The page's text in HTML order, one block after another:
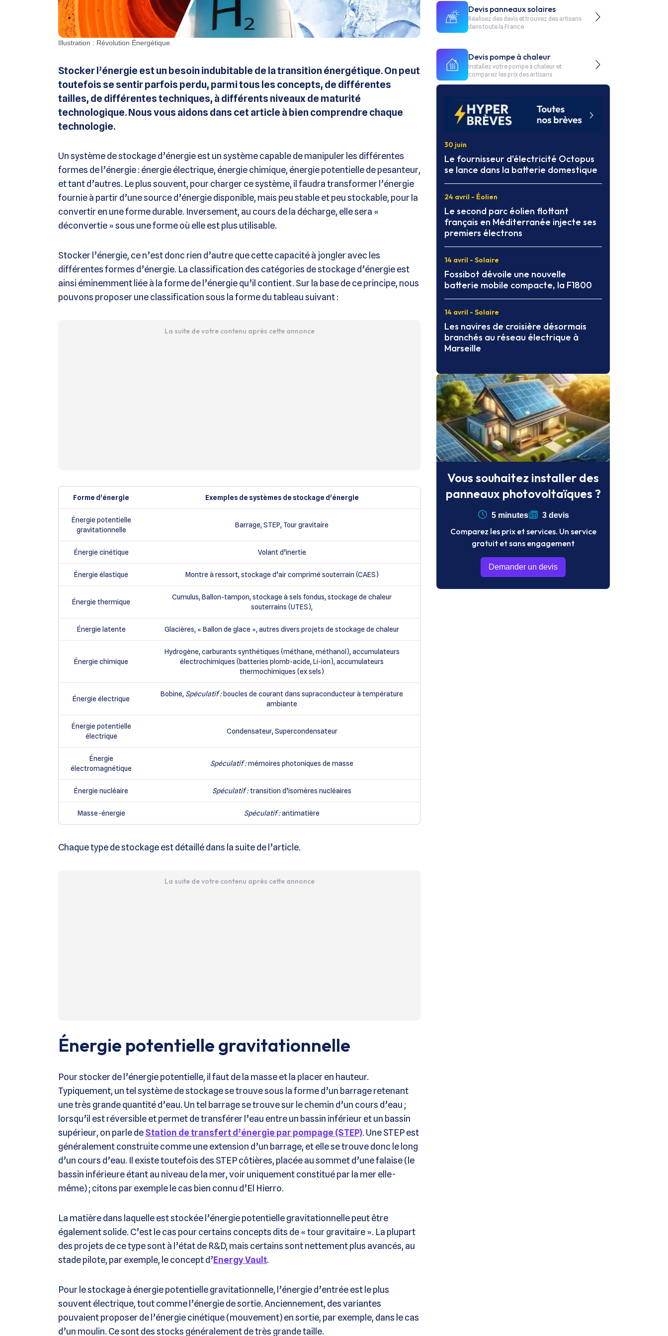
Illustration : Révolution Énergétique.
Stocker l’énergie est un besoin indubitable de la transition énergétique. On peut
toutefois se sentir parfois perdu, parmi tous les concepts, de différentes
tailles, de différentes techniques, à différents niveaux de maturité
technologique. Nous vous aidons dans cet article à bien comprendre chaque
technologie.
Un système de stockage d’énergie est un système capable de manipuler les différentes
formes de l’énergie : énergie électrique, énergie chimique, énergie potentielle de pesanteur,
et tant d’autres. Le plus souvent, pour charger ce système, il faudra transformer l’énergie
fournie à partir d’une source d’énergie disponible, mais peu stable et peu stockable, pour la
convertir en une forme durable. Inversement, au cours de la décharge, elle sera «
déconvertie » sous une forme où elle est plus utilisable.
Stocker l’énergie, ce n’est donc rien d’autre que cette capacité à jongler avec les
différentes formes d’énergie. La classification des catégories de stockage d’énergie est
ainsi éminemment liée à la forme de l’énergie qu’il contient. Sur la base de ce principe, nous
pouvons proposer une classification sous la forme du tableau suivant :
La suite de votre contenu après cette annonce
Forme d’énergie Exemples de systèmes de stockage d’énergie
Énergie potentielle
gravitationnelle
Barrage, STEP, Tour gravitaire
Énergie cinétique Volant d’inertie
Énergie élastique Montre à ressort, stockage d’air comprimé souterrain (CAES)
Énergie thermique
Cumulus, Ballon-tampon, stockage à sels fondus, stockage de chaleur
souterrains (UTES),
Énergie latente Glacières, « Ballon de glace », autres divers projets de stockage de chaleur
Énergie chimique
Hydrogène, carburants synthétiques (méthane, méthanol), accumulateurs
électrochimiques (batteries plomb-acide, Li-ion), accumulateurs
thermochimiques (ex sels)
Énergie électrique
Bobine, Spéculatif :boucles de courant dans supraconducteur à température
ambiante
Énergie potentielle
électrique
Condensateur, Supercondensateur
Énergie
électromagnétique
Spéculatif :mémoires photoniques de masse
Énergie nucléaire Spéculatif :transition d’isomères nucléaires
Masse-énergie Spéculatif :antimatière
Chaque type de stockage est détaillé dans la suite de l’article.
La suite de votre contenu après cette annonce
Énergie potentielle gravitationnelle
Pour stocker de l’énergie potentielle, il faut de la masse et la placer en hauteur.
Typiquement, un tel système de stockage se trouve sous la forme d’un barrage retenant
une très grande quantité d’eau. Un tel barrage se trouve sur le chemin d’un cours d’eau ;
lorsqu’il est réversible et permet de transférer l’eau entre un bassin inférieur et un bassin
supérieur, on parle deStation de transfert d’énergie par pompage (STEP). Une STEP est
généralement construite comme une extension d’un barrage, et elle se trouve donc le long
d’un cours d’eau. Il existe toutefois des STEP côtières, placée au sommet d’une falaise (le
bassin inférieure étant au niveau de la mer, voir uniquement constitué par la mer elle-
même) ; citons par exemple le cas bien connu d’El Hierro.
La matière dans laquelle est stockée l’énergie potentielle gravitationnelle peut être
également solide. C’est le cas pour certains concepts dits de « tour gravitaire ». La plupart
des projets de ce type sont à l’état de R&D, mais certains sont nettement plus avancés, au
stade pilote, par exemple, le concept d’Energy Vault.
Pour le stockage à énergie potentielle gravitationnelle, l’énergie d’entrée est le plus
souvent électrique, tout comme l’énergie de sortie. Anciennement, des variantes
pouvaient proposer de l’énergie cinétique (mouvement) en sortie, par exemple, dans le cas
d’un moulin. Ce sont des stocks généralement de très grande taille.
Devis panneaux solaires
Réalisez des devis et trouvez des artisans
dans toute la France
Devis pompe à chaleur
Installez votre pompe à chaleur et
comparez les prix des artisans
30 juin
Le fournisseur d'électricité Octopus
se lance dans la batterie domestique
24 avril - Éolien
Le second parc éolien flottant
français en Méditerranée injecte ses
premiers électrons
14 avril - Solaire
Fossibot dévoile une nouvelle
batterie mobile compacte, la F1800
14 avril - Solaire
Les navires de croisière désormais
branchés au réseau électrique à
Marseille
Vous souhaitez installer des
panneaux photovoltaïques ?
5 minutes 3 devis
Comparez les prix et services. Un service
gratuit et sans engagement
Demander un devis